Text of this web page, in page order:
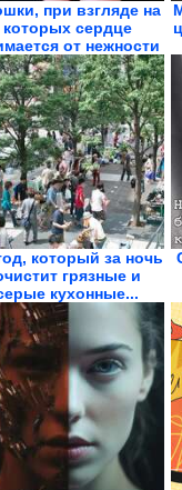
при взгляде на
которых сердце
от нежности
который за ночь
грязные и
кухонные...